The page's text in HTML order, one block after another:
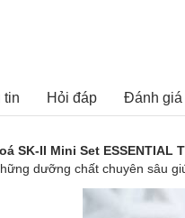
tin Hỏi đáp Đánh giá
SK-II Mini Set ESSENTIAL
dưỡng chất chuyên sâu